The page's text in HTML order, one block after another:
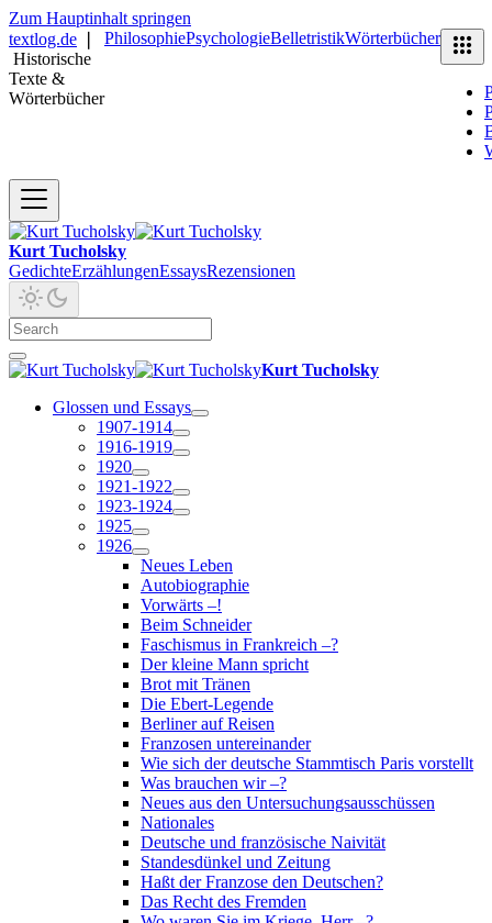
Zum Hauptinhalt springen
textlog.de
Historische
Texte &
Wörterbücher
PhilosophiePsychologieBelletristikWörterbücher
Kurt Tucholsky
GedichteErzählungenEssaysRezensionen
Kurt Tucholsky
Glossen und Essays
1907-1914
1916-1919
1920
1921-1922
1923-1924
1925
1926
Neues Leben
Autobiographie
Vorwärts –!
Beim Schneider
Faschismus in Frankreich –?
Der kleine Mann spricht
Brot mit Tränen
Die Ebert-Legende
Berliner auf Reisen
Franzosen untereinander
Wie sich der deutsche Stammtisch Paris vorstellt
Was brauchen wir –?
Neues aus den Untersuchungsausschüssen
Nationales
Deutsche und französische Naivität
Standesdünkel und Zeitung
Haßt der Franzose den Deutschen?
Das Recht des Fremden